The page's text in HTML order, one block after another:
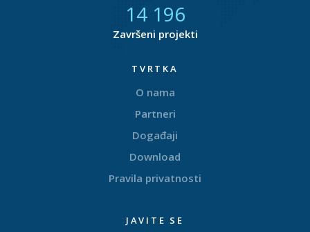
14 870
Završeni projekti
TVRTKA
O nama
Partneri
Događaji
Download
Pravila privatnosti
JAVITE SE